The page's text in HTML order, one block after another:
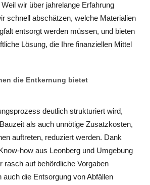
wir über jahrelange Erfahrung
schnell abschätzen, welche Materialien
entsorgt werden müssen, und bieten
Lösung, die Ihre finanziellen Mittel
die Entkernung bietet
deutlich strukturiert wird,
als auch unnötige Zusatzkosten,
auftreten, reduziert werden. Dank
how aus Leonberg und Umgebung
rasch auf behördliche Vorgaben
auch die Entsorgung von Abfällen